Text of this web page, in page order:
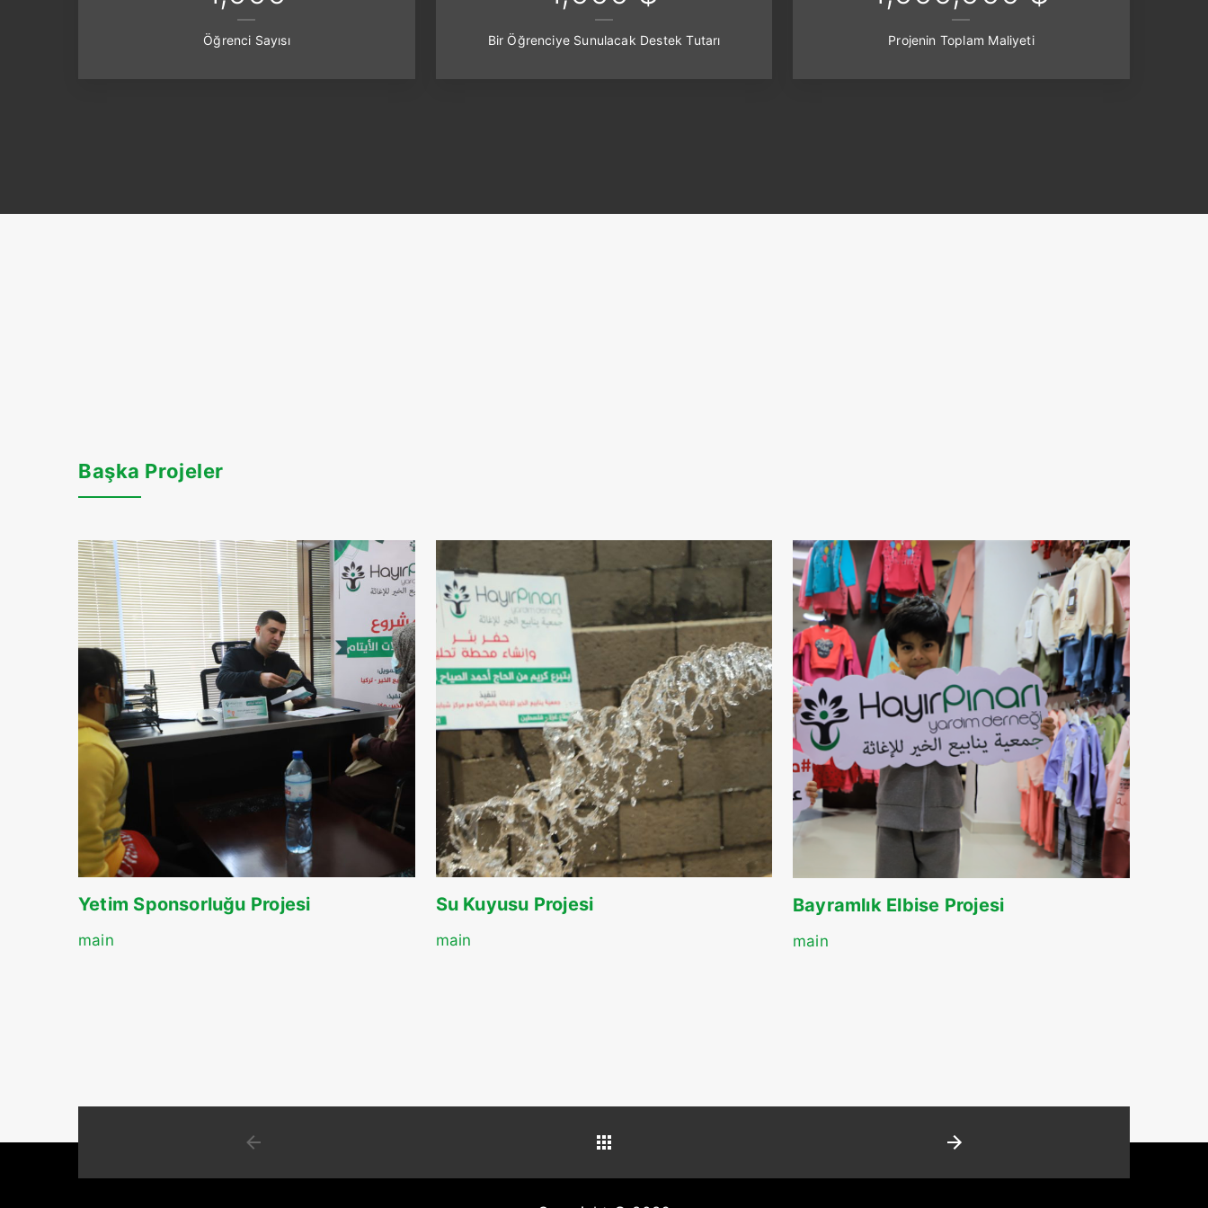
Öğrenci Sayısı Bir Öğrenciye Sunulacak Destek Tutarı Projenin Toplam Maliyeti
Başka Projeler
Yetim Sponsorluğu Projesi
main
Su Kuyusu Projesi
main
Bayramlık Elbise Projesi
main